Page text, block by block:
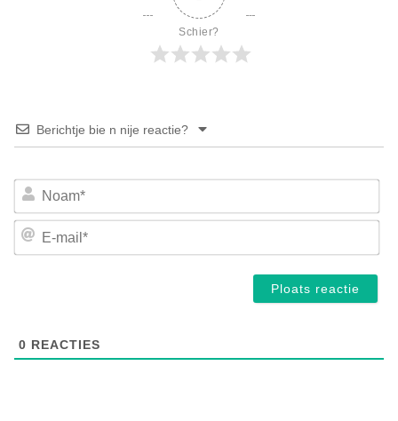
Schier?
Berichtje bie n nije reactie?
E-
0 REACTIES